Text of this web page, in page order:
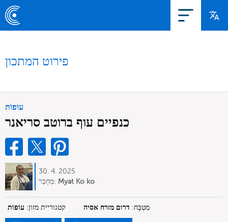
פירוט המתכון
עוֹפוֹת
כנפיים עוף ברוטב סריאנר
30. 4. 2025
מְחַבֵּר: Myat Ko ko
קטגוריית מזון: עוֹפוֹת מִטְבָּח: דרום מזרח אסיה